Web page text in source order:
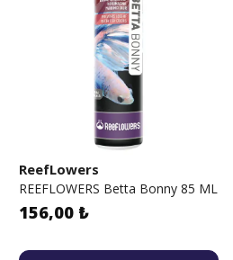
ReefLowers
REEFLOWERS Betta Bonny 85 ML
156,00 ₺